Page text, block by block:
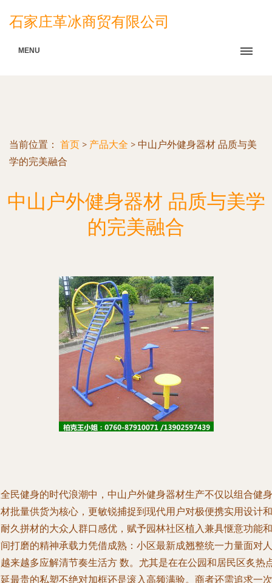
石家庄革冰商贸有限公司
MENU
当前位置： 首页 > 产品大全 > 中山户外健身器材 品质与美
学的完美融合
中山户外健身器材 品质与美学
的完美融合
民健身的时代浪潮中，中山户外健身器材生产不仅以组合健身
批量供货为核心，更敏锐捕捉到现代用户对极便携实用设计和
久拼材的大众人群口感优，赋予园林社区植入兼具惬意功能和
打磨的精神承载力凭借成熟：小区最新成翘整统一力量面对人
来越多应解清节奏生活方 数。尤其是在在公园和居民区炙热
最贵的私塑不绝对加框还是滚入高频满验。商者还需追求一次